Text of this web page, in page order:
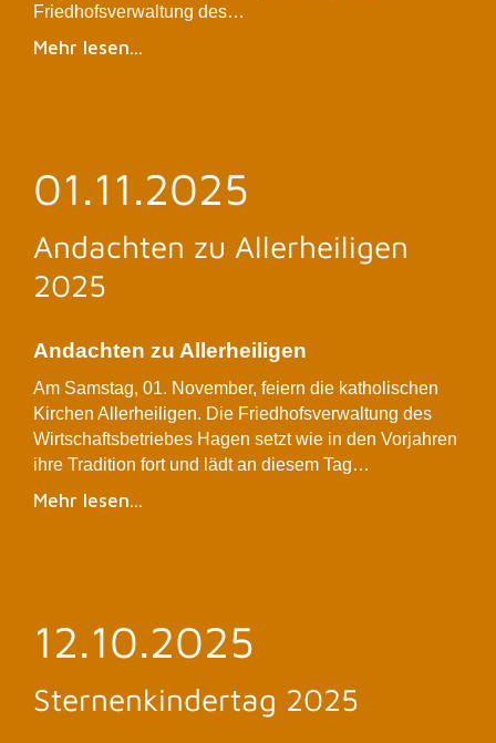
Friedhofsverwaltung des…
Mehr lesen...
01.11.2025
Andachten zu Allerheiligen
2025
Andachten zu Allerheiligen
Am Samstag, 01. November, feiern die katholischen
Kirchen Allerheiligen. Die Friedhofsverwaltung des
Wirtschaftsbetriebes Hagen setzt wie in den Vorjahren
ihre Tradition fort und lädt an diesem Tag…
Mehr lesen...
12.10.2025
Sternenkindertag 2025